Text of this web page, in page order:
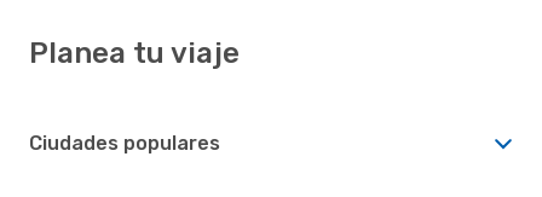
Planea tu viaje
Ciudades populares